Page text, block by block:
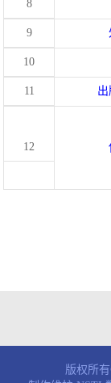
8
9
10
11
12
版权所